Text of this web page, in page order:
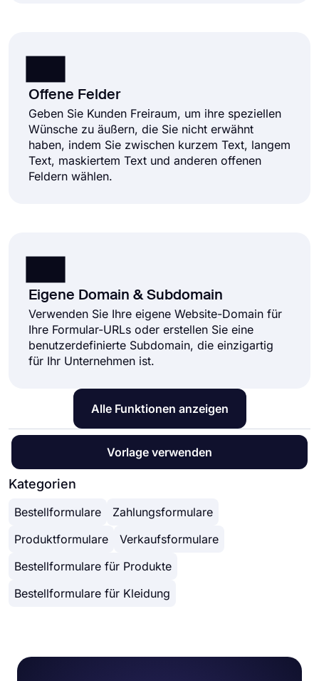
Offene Felder
Geben Sie Kunden Freiraum, um ihre speziellen
Wünsche zu äußern, die Sie nicht erwähnt
haben, indem Sie zwischen kurzem Text, langem
Text, maskiertem Text und anderen offenen
Feldern wählen.
Eigene Domain & Subdomain
Verwenden Sie Ihre eigene Website-Domain für
Ihre Formular-URLs oder erstellen Sie eine
benutzerdefinierte Subdomain, die einzigartig
für Ihr Unternehmen ist.
Alle Funktionen anzeigen
Vorlage verwenden
Kategorien
Bestellformulare
Zahlungsformulare
Produktformulare
Verkaufsformulare
Bestellformulare für Produkte
Bestellformulare für Kleidung